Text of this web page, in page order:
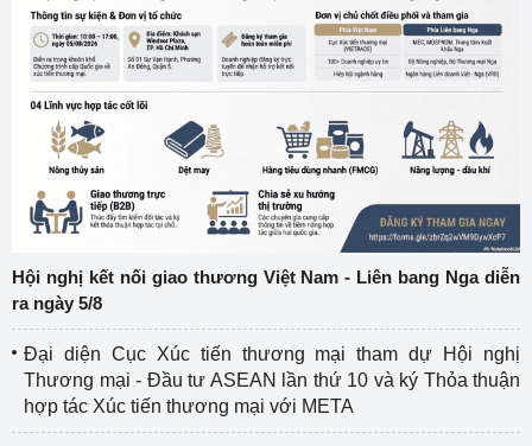
Hội nghị kết nối giao thương Việt Nam - Liên bang Nga diễn
ra ngày 5/8
Đại diện Cục Xúc tiến thương mại tham dự Hội nghị
Thương mại - Đầu tư ASEAN lần thứ 10 và ký Thỏa thuận
hợp tác Xúc tiến thương mại với META